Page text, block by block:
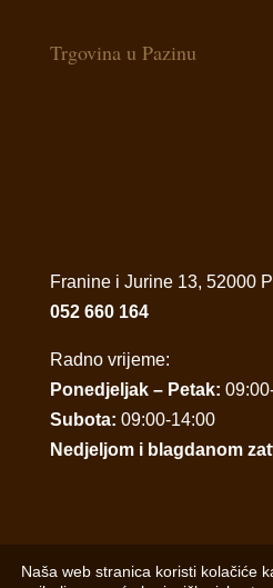
Trgovina u Pazinu
Franine i Jurine 13, 52000
052 660 164
Radno vrijeme:
Ponedjeljak – Petak:
Subota: 09:00-14:00
Nedjeljom i blagdanom
Naša web stranica koristi kolačiće